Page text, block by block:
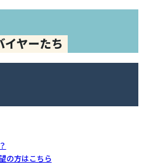
イヤーたち
の方はこちら